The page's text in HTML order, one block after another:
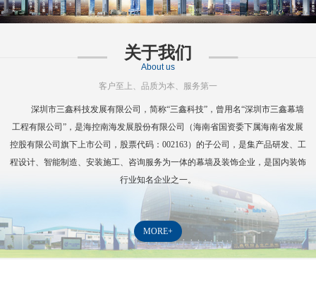
关于我们
About us
客户至上、品质为本、服务第一
深圳市三鑫科技发展有限公司，简称“三鑫科技”，曾用名“深圳市三鑫幕墙
工程有限公司”，是海控南海发展股份有限公司（海南省国资委下属海南省发展
控股有限公司旗下上市公司，股票代码： 002163）的子公司，是集产品研发、工
程设计、智能制造、安装施工、咨询服务为一体的幕墙及装饰企业，是国内装饰
行业知名企业之一。
MORE+